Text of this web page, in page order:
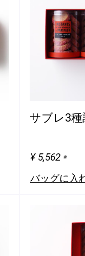
サブレ3
¥ 5,562 ※
バッグに入